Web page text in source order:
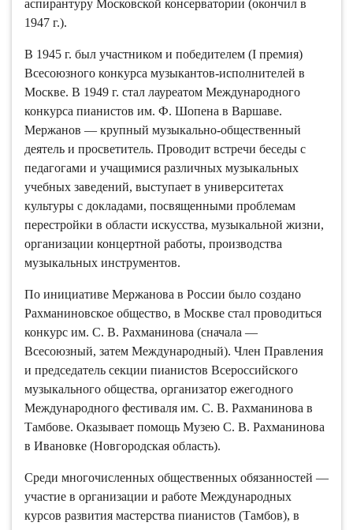
В 1945 г. был участником и победителем (I премия)
Всесоюзного конкурса музыкантов-исполнителей в
конкурса пианистов им. Ф. Шопена в Варшаве.
Мержанов — крупный музыкально-общественный
деятель и просветитель. Проводит встречи беседы с
педагогами и учащимися различных музыкальных
учебных заведений, выступает в университетах
культуры с докладами, посвященными проблемам
перестройки в области искусства, музыкальной жизни,
организации концертной работы, производства
музыкальных инструментов.
По инициативе Мержанова в России было создано
Рахманиновское общество, в Москве стал проводиться
Всесоюзный, затем Международный). Член Правления
и председатель секции пианистов Всероссийского
музыкального общества, организатор ежегодного
Международного фестиваля им. С. В. Рахманинова в
Тамбове. Оказывает помощь Музею С. В. Рахманинова
в Ивановке (Новгородская область).
Среди многочисленных общественных обязанностей —
участие в организации и работе Международных
организации экспертного совета по оценке качестве
выпускаемых в России роялей «Москва», в разработке
новых условий и нормативов оценки труда мастеров-